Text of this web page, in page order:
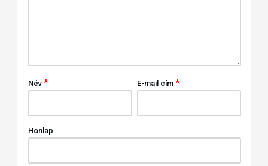
Név * E-mail cím*
Honlap